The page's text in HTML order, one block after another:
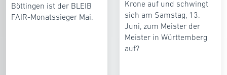
Böttingen ist der BLEIB
FAIR-Monatssieger Mai.
Krone auf und schwingt
sich am Samstag, 13.
Juni, zum Meister der
Meister in Württemberg
auf?